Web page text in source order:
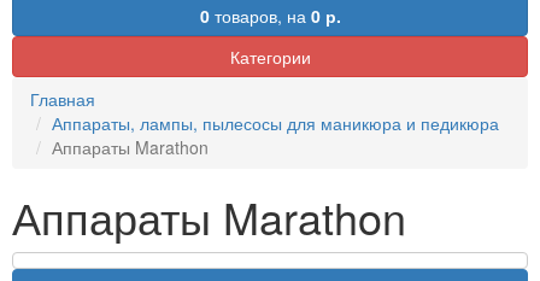
0товаров, на 0 р.
Категории
Главная
Аппараты, лампы, пылесосы для маникюра и педикюра
Аппараты Marathon
Аппараты Marathon